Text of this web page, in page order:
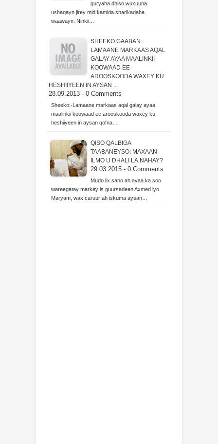
guryaha dhiso wuxuuna
ushaqayn jirey mid kamida sharikadaha
waawayn. Ninkii…
SHEEKO GAABAN:
LAMAANE MARKAAS AQAL
GALAY AYAA MAALINKII
KOOWAAD EE
AROOSKOODA WAXEY KU
HESHIIYEEN IN AYSAN ...
28.09.2013 - 0 Comments
Sheeko:-Lamaane markaas aqal galay ayaa
maalinkii koowaad ee arooskooda waxey ku
heshiiyeen in aysan qofna…
QISO QALBIGA
TAABANEYSO: MAXAAN
ILMO U DHALI LA,NAHAY?
29.03.2015 - 0 Comments
Mudo lix sano ah ayaa ka soo
wareegatay markey is guursadeen Axmed iyo
Maryam, wax caruur ah iskuma aysan…